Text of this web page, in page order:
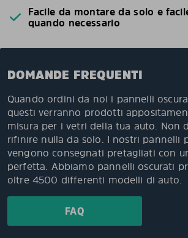
Facile da montare da solo e
quando necessario
DOMANDE FREQUENTI
Quando ordini da noi i pannelli
questi verranno prodotti
misura per i vetri della tua auto. Non
rifinire nulla da solo. I nostri pannelli
vengono consegnati pretagliati con
perfetta. Abbiamo pannelli oscurati
oltre 4500 differenti modelli di auto.
FAQ